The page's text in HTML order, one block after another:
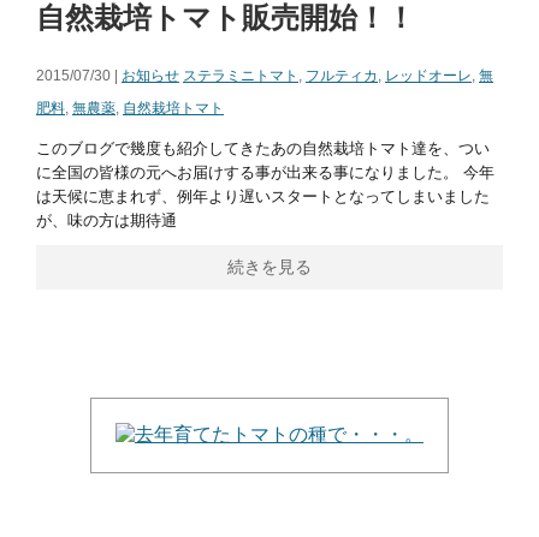
自然栽培トマト販売開始！！
2015/07/30 | お知らせ ステラミニトマト , フルティカ , レッドオーレ, 無
肥料, 無農薬, 自然栽培トマト
このブログで幾度も紹介してきたあの自然栽培トマト達を、つい
に全国の皆様の元へお届けする事が出来る事になりました。 今年
は天候に恵まれず、例年より遅いスタートとなってしまいました
が、味の方は期待通
続きを見る